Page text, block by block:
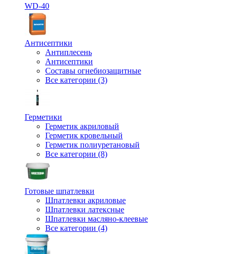
WD-40
Антисептики
Антиплесень
Антисептики
Составы огнебиозащитные
Все категории (3)
Герметики
Герметик акриловый
Герметик кровельный
Герметик полиуретановый
Все категории (8)
Готовые шпатлевки
Шпатлевки акриловые
Шпатлевки латексные
Шпатлевки масляно-клеевые
Все категории (4)